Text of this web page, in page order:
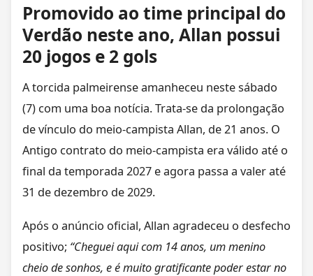
Promovido ao time principal do
Verdão neste ano, Allan possui
20 jogos e 2 gols
A torcida palmeirense amanheceu neste sábado
(7) com uma boa notícia. Trata-se da prolongação
de vínculo do meio-campista Allan, de 21 anos. O
Antigo contrato do meio-campista era válido até o
final da temporada 2027 e agora passa a valer até
31 de dezembro de 2029.
Após o anúncio oficial, Allan agradeceu o desfecho
positivo; “Cheguei aqui com 14 anos, um menino
cheio de sonhos, e é muito gratificante poder estar no